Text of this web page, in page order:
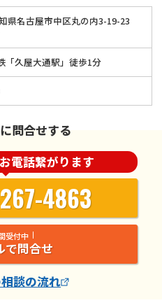
県名古屋市中区丸の内3-19-23
「久屋大通駅」徒歩1分
問合せする
電話繋がります
4863
受付中
で問合せ
談の流れ